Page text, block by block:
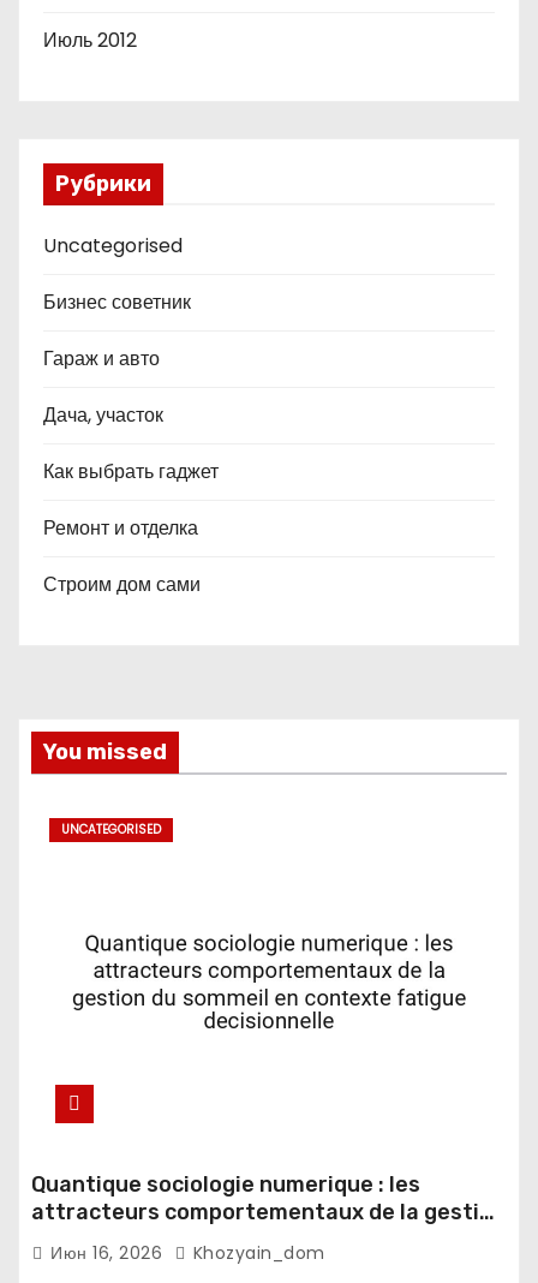
Июль 2012
Рубрики
Uncategorised
Бизнес советник
Гараж и авто
Дача, участок
Как выбрать гаджет
Ремонт и отделка
Строим дом сами
You missed
UNCATEGORISED
Quantique sociologie numerique : les
attracteurs comportementaux de la gestion
du sommeil en contexte fatigue
decisionnelle
Июн 16, 2026 Khozyain_dom